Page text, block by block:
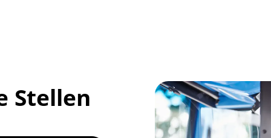
Stellen